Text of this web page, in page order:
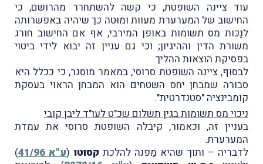
עוד ציינה השופטת, כי קשה להשתחרר מהרושם, כי
החישוב של המערערת מעוות ומוּטה כך שיהיה באפשרותה
לנַכּות מס תשומות באופן המירבי, אף אם החישוב חורג
משורת הדין וההיגיון; וכי גם עניין זה יבוא לידי ביטוי
בפסיקת הוצאות ההליך.
לבסוף, ציינה השופטת סרוסי, במאמר מוסגר, כי ככלל היא
סבורה שמבחן יחס השטחים הוא המבחן הראוי בעסקת
קומבינציה "סטנדרטית".
ניכוי מס תשומות בגין תשלום שכ"ט לעו"ד ליבן קובי
בעניין זה, וכאמור, קיבלה השופטת סרוסי את עמדת
המערערת.
לדבריה – ותוך שהיא מַפנה להלכת קסוטו (ע"א 41/96
)